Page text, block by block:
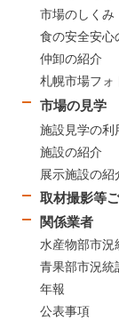
市場のしくみ
食の安全安心
仲卸の紹介
札幌市場フォ
市場の見学
施設見学の利
施設の紹介
展示施設の紹
取材撮影等
関係業者
水産物部市況
青果部市況統
年報
公表事項